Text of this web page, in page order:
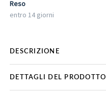
Reso
entro 14 giorni
DESCRIZIONE
DETTAGLI DEL PRODOTTO